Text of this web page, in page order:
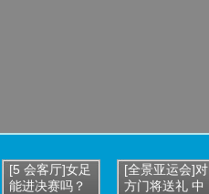
[5 会客厅]女足
能进决赛吗？
[全景亚运会]对
方门将送礼 中